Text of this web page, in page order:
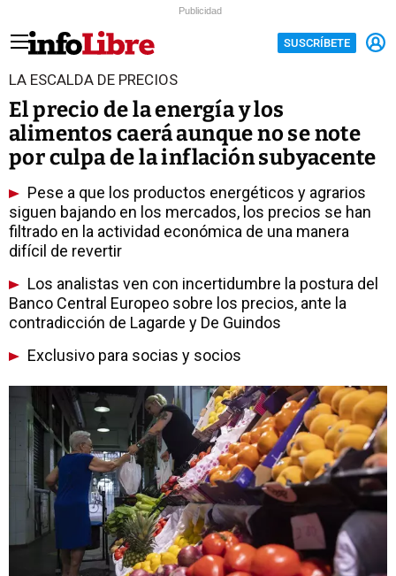
Publicidad
SUSCRÍBETE
LA ESCALDA DE PRECIOS
El precio de la energía y los
alimentos caerá aunque no se note
por culpa de la inflación subyacente
Pese a que los productos energéticos y agrarios
siguen bajando en los mercados, los precios se han
filtrado en la actividad económica de una manera
difícil de revertir
Los analistas ven con incertidumbre la postura del
Banco Central Europeo sobre los precios, ante la
contradicción de Lagarde y De Guindos
Exclusivo para socias y socios